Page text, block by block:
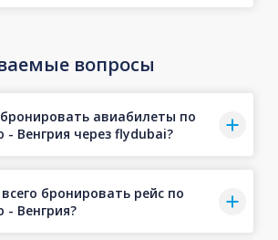
вопросы
авиабилеты по
Венгрия через flydubai?
бронировать рейс по
- Венгрия?